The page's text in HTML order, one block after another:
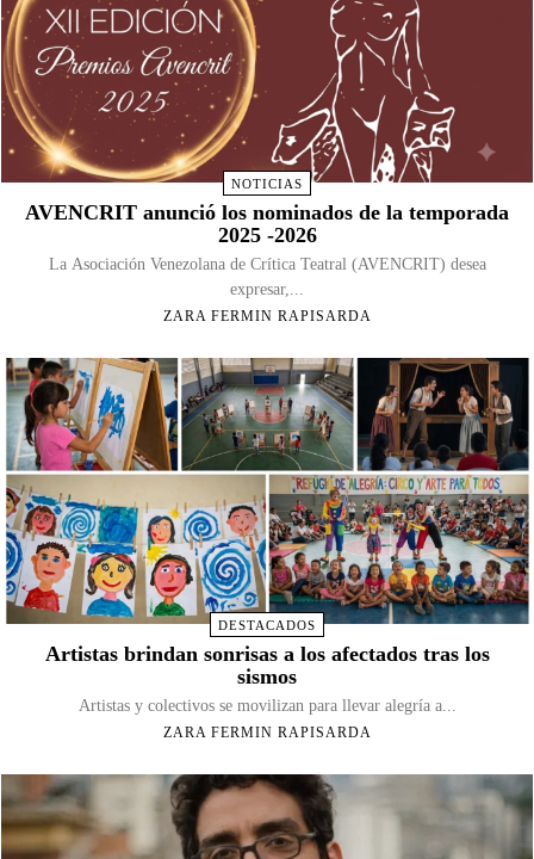
NOTICIAS
AVENCRIT anunció los nominados de la temporada
2025 -2026
La Asociación Venezolana de Crítica Teatral (AVENCRIT) desea
expresar,...
ZARA FERMIN RAPISARDA
DESTACADOS
Artistas brindan sonrisas a los afectados tras los
sismos
Artistas y colectivos se movilizan para llevar alegría a...
ZARA FERMIN RAPISARDA